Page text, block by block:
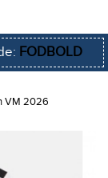
FODBOLD
VM 2026